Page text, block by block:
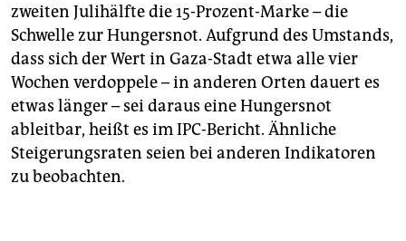
zweiten Julihälfte die 15-Prozent-Marke – die
Schwelle zur Hungersnot. Aufgrund des Umstands,
dass sich der Wert in Gaza-Stadt etwa alle vier
Wochen verdoppele – in anderen Orten dauert es
etwas länger – sei daraus eine Hungersnot
ableitbar, heißt es im IPC-Bericht. Ähnliche
Steigerungsraten seien bei anderen Indikatoren
zu beobachten.